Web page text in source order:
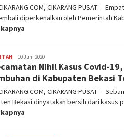
CIKARANG PUSAT –
diperkenalkan oleh Pemerintah
admin
10 Juni 2020
Nihil Kasus Covid-
di Kabupaten Bekasi
CIKARANG PUSAT –
Bekasi dinyatakan bersih dari kasus